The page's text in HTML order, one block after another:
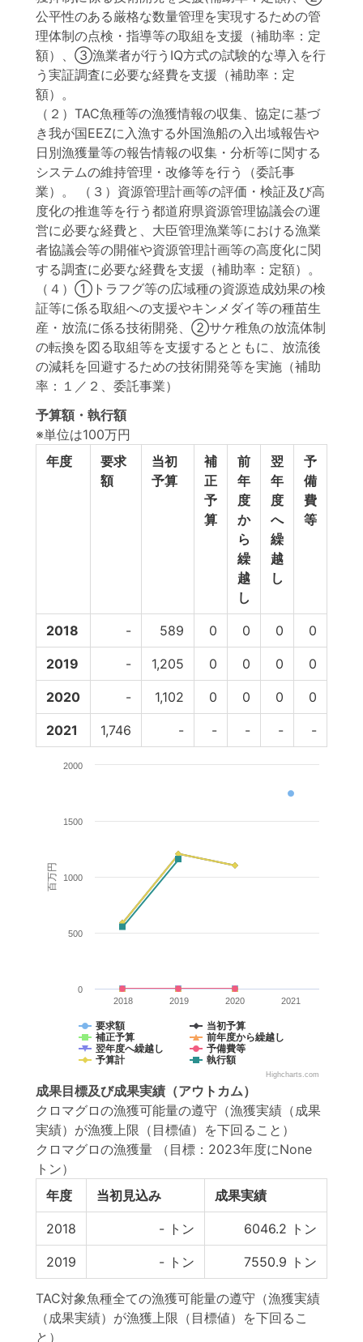
公平性のある厳格な数量管理を実現するための管
理体制の点検・指導等の取組を支援（補助率：定
額）、③漁業者が行うIQ方式の試験的な導入を行
う実証調査に必要な経費を支援（補助率：定
額）。
（２）TAC魚種等の漁獲情報の収集、協定に基づ
き我が国EEZに入漁する外国漁船の入出域報告や
日別漁獲量等の報告情報の収集・分析等に関する
システムの維持管理・改修等を行う（委託事
業）。 （３）資源管理計画等の評価・検証及び高
度化の推進等を行う都道府県資源管理協議会の運
営に必要な経費と、大臣管理漁業等における漁業
者協議会等の開催や資源管理計画等の高度化に関
する調査に必要な経費を支援（補助率：定額）。
（４）①トラフグ等の広域種の資源造成効果の検
証等に係る取組への支援やキンメダイ等の種苗生
産・放流に係る技術開発、②サケ稚魚の放流体制
の転換を図る取組等を支援するとともに、放流後
の減耗を回避するための技術開発等を実施（補助
率：１／２、委託事業）
予算額・執行額
※単位は100万円
年度
要求
額
当初
予算
補
正
予
算
前
年
度
か
ら
繰
越
し
翌
年
度
へ
繰
越
し
予
備
費
等
2018 - 589 0 0 0 0
2019 - 1,205 0 0 0 0
2020 - 1,102 0 0 0 0
2021 1,746 - - - - -
百万円
要求額
当初予算
補正予算
前年度から繰越し
翌年度へ繰越し
予備費等
予算計
執行額
2018 2019 2020 2021
0
500
1000
1500
2000
Highcharts.com
成果目標及び成果実績 （アウトカム）
クロマグロの漁獲可能量の遵守（漁獲実績（成果
実績）が漁獲上限（目標値）を下回ること）
クロマグロの漁獲量
（目標：2023年度にNone
トン）
年度
当初見込み 成果実績
2018 - トン 6046.2 トン
2019 - トン 7550.9 トン
TAC対象魚種全ての漁獲可能量の遵守（漁獲実績
（成果実績）が漁獲上限（目標値）を下回るこ
と）